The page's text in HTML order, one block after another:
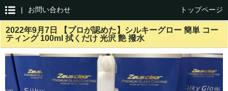
| お問い合わせ トップページ
2022年9月7日 【プロが認めた】シルキーグロー 簡単 コー
ティング 100ml 拭くだけ 光沢 艶 撥水